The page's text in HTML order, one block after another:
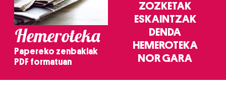
Hemeroteka
Papereko zenbakiak
PDF formatuan
ZOZKETAK
ESKAINTZAK
DENDA
HEMEROTEKA
NOR GARA